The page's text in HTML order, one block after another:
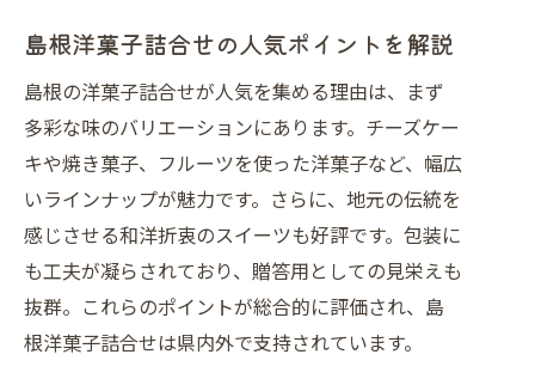
ック
特別な日を彩る洋菓子詰合せの演出例
贈答文化に根付く洋菓子詰合せの魅力
見た目も楽しめる洋菓子詰合せの選び
方
島根の素材を活かした洋菓子詰合せ体験
地元素材で作る洋菓子詰合せの美味し
さ
洋菓子で味わう島根の四季と伝統素材
島根洋菓子詰合せの人気ポイントを解説
島根の洋菓子詰合せが人気を集める理由は、まず
多彩な味のバリエーションにあります。チーズケー
キや焼き菓子、フルーツを使った洋菓子など、幅広
いラインナップが魅力です。さらに、地元の伝統を
感じさせる和洋折衷のスイーツも好評です。包装に
も工夫が凝らされており、贈答用としての見栄えも
抜群。これらのポイントが総合的に評価され、島
根洋菓子詰合せは県内外で支持されています。